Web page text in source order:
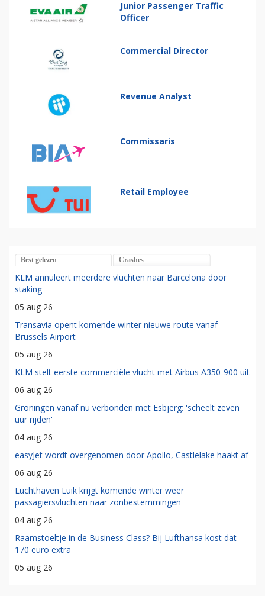
Junior Passenger Traffic
Officer
Commercial Director
Revenue Analyst
Commissaris
Retail Employee
Best gelezen Crashes
KLM annuleert meerdere vluchten naar Barcelona door
staking
05 aug 26
Transavia opent komende winter nieuwe route vanaf
Brussels Airport
05 aug 26
KLM stelt eerste commerciële vlucht met Airbus A350-900 uit
06 aug 26
Groningen vanaf nu verbonden met Esbjerg: 'scheelt zeven
uur rijden'
04 aug 26
easyJet wordt overgenomen door Apollo, Castlelake haakt af
06 aug 26
Luchthaven Luik krijgt komende winter weer
passagiersvluchten naar zonbestemmingen
04 aug 26
Raamstoeltje in de Business Class? Bij Lufthansa kost dat
170 euro extra
05 aug 26